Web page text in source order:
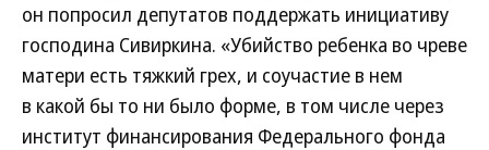
он попросил депутатов поддержать инициативу
господина Сивиркина. «Убийство ребенка во чреве
матери есть тяжкий грех, и соучастие в нем
в какой бы то ни было форме, в том числе через
институт финансирования Федерального фонда